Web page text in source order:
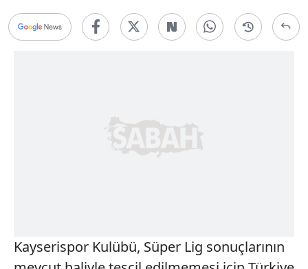
Kayserispor Kulübü, Süper Lig sonuçlarının